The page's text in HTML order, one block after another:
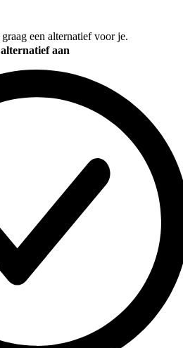
een alternatief voor je.
alternatief aan